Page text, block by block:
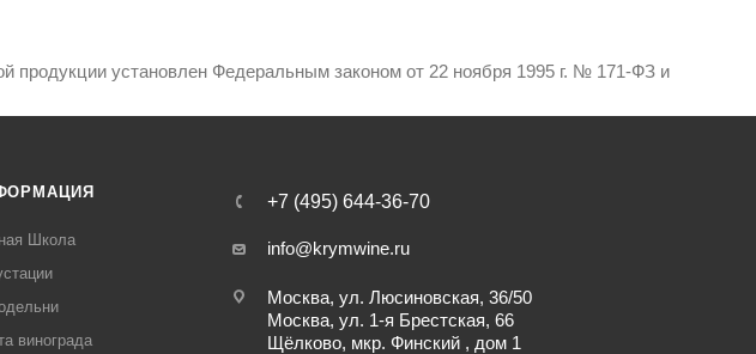
продукции установлен Федеральным законом от 22 ноября 1995 г. № 171-ФЗ и
Школа
винограда
+7 (495) 644-36-70
info@krymwine.ru
Москва, ул. Люсиновская, 36/50
Москва, ул. 1-я Брестская, 66
Щёлково, мкр. Финский , дом 1